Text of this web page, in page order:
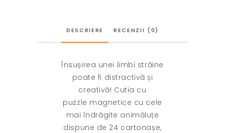
DESCRIERE RECENZII (0)
Însușirea unei limbi străine
poate fi distractivă și
creativă! Cutia cu
puzzle magnetice cu cele
mai îndrăgite animăluțe
dispune de 24 cartonașe,